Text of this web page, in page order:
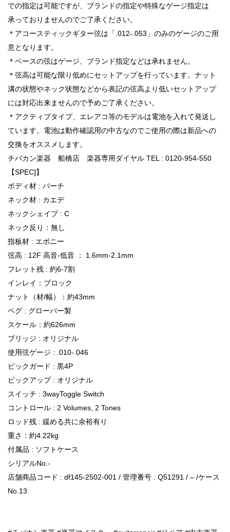
での指定は可能ですが、ブランドの指定や特殊なゲージ指定は
承っておりませんのでご了承ください。
＊アコースティックギター弦は「.012-.053」のみのゲージのご用
意となります。
＊ベースの弦はゲージ、ブランド指定などは承れません。
＊弦高は可能な限り低めにセットアップを行っています。ナット
溝の状態やネック状態などから表記の弦高より低いセットアップ
には対応出来ませんので予めご了承ください。
＊アクティブタイプ、エレアコ等のモデルは電池を入れて発送し
ています。電池は動作確認用の中古なのでご使用の際は新品への
交換をオススメします。
チバカン楽器 船橋店 楽器専用ダイヤル TEL : 0120-954-550
【SPEC]】
ボディ材 : バーチ
ネック材 : カエデ
ネックシェイプ : C
ネック反り：無し
指板材 : エボニー
弦高 : 12F 高音-低音 ： 1.6mm-2.1mm
フレット残 : 約6-7割
インレイ：ブロック
ナット（材/幅）：約43mm
ペグ : グローバー製
スケール：約626mm
ブリッジ : オリジナル
使用弦ゲージ : .010-.046
ピックガード : 黒4P
ピックアップ : オリジナル
スイッチ : 3wayToggle Switch
コントロール : 2 Volumes, 2 Tones
ロッド残 : 緩める共に余裕有り
重さ：約4.22kg
付属品 : ソフトケース
シリアルNo.-
店舗商品コード : df145-2502-001 / 管理番号 : Q51291 / – /ケース
No.13